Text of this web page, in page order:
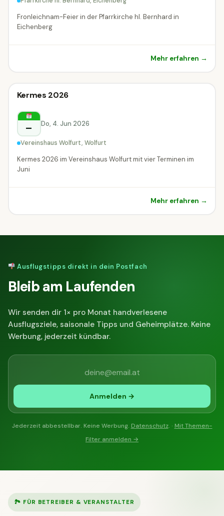
Fronleichnam-Feier in der Pfarrkirche hl. Bernhard in
Eichenberg
Mehr erfahren →
Sonstiges
Wolfurt
Sonstiges
Kermes 2026
– Do, 4. Jun 2026
Vereinshaus Wolfurt, Wolfurt
Kermes 2026 im Vereinshaus Wolfurt mit vier Terminen im
Juni
Mehr erfahren →
Ausflugstipps direkt in dein Postfach
Bleib am Laufenden
Wir senden dir 1× pro Monat handverlesene
Ausflugsziele, saisonale Tipps und Geheimplätze. Keine
Werbung, jederzeit kündbar.
Anmelden →
Jederzeit abbestellbar. Keine Werbung. Datenschutz. · Mit Themen-
Filter anmelden →
🏞 FÜR BETREIBER & VERANSTALTER